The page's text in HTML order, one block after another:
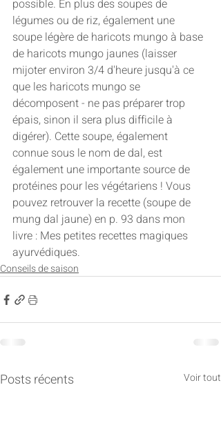
possible. En plus des soupes de
légumes ou de riz, également une
soupe légère de haricots mungo à base
de haricots mungo jaunes (laisser
mijoter environ 3/4 d'heure jusqu'à ce
que les haricots mungo se
décomposent - ne pas préparer trop
épais, sinon il sera plus difficile à
digérer). Cette soupe, également
connue sous le nom de dal, est
également une importante source de
protéines pour les végétariens ! Vous
pouvez retrouver la recette (soupe de
mung dal jaune) en p. 93 dans mon
livre : Mes petites recettes magiques
ayurvédiques.
Conseils de saison
Posts récents Voir tout